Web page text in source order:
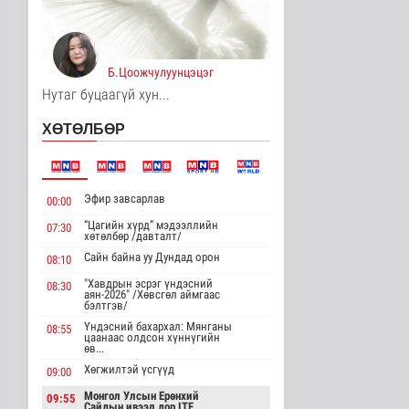
3 цаг 45 минутын өмнө
Хирошимад иргэд
Японы зэвсгийн
экспортын бодлогы..
Дэлхийд
3 цаг 57 минутын өмнө
Трамп Ирантай
шинэ гарц эрэлх..
3 цаг 5 минутын өмнө
Европ даяар хэт халалт
эрчимжиж байна
3 цаг 13 минутын өмнө
Голууд үертэй байна
4 цаг 31 минутын өмнө
Б.Цоожчулуунцэцэг
Нутаг буцаагүй хун...
ХӨТӨЛБӨР
00:00 Эфир завсарлав
07:30
“Цагийн хүрд” мэдээллийн
хөтөлбөр /давталт/
08:10
Сайн байна уу Дундад орон
08:30
"Хавдрын эсрэг үндэсний
аян-2026" /Хөвсгөл аймгаас
бэлтгэв/
08:55
Үндэсний бахархал: Мянганы
цаанаас олдсон хүннүгийн
өв...
09:00
Хөгжилтэй үсгүүд
09:55
Монгол Улсын Ерөнхий